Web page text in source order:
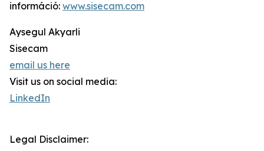
információ: www.sisecam.com
Aysegul Akyarli
Sisecam
email us here
Visit us on social media:
LinkedIn
Legal Disclaimer: